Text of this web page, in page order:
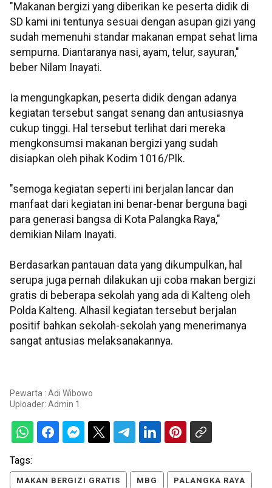
"Makanan bergizi yang diberikan ke peserta didik di
SD kami ini tentunya sesuai dengan asupan gizi yang
sudah memenuhi standar makanan empat sehat lima
sempurna. Diantaranya nasi, ayam, telur, sayuran,"
beber Nilam Inayati.
Ia mengungkapkan, peserta didik dengan adanya
kegiatan tersebut sangat senang dan antusiasnya
cukup tinggi. Hal tersebut terlihat dari mereka
mengkonsumsi makanan bergizi yang sudah
disiapkan oleh pihak Kodim 1016/Plk.
"semoga kegiatan seperti ini berjalan lancar dan
manfaat dari kegiatan ini benar-benar berguna bagi
para generasi bangsa di Kota Palangka Raya,"
demikian Nilam Inayati.
Berdasarkan pantauan data yang dikumpulkan, hal
serupa juga pernah dilakukan uji coba makan bergizi
gratis di beberapa sekolah yang ada di Kalteng oleh
Polda Kalteng. Alhasil kegiatan tersebut berjalan
positif bahkan sekolah-sekolah yang menerimanya
sangat antusias melaksanakannya.
Pewarta : Adi Wibowo
Uploader: Admin 1
Tags:
MAKAN BERGIZI GRATIS MBG PALANGKA RAYA